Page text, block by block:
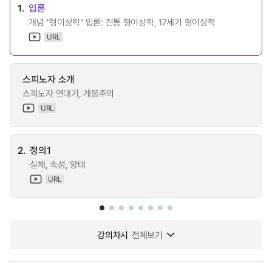
1. 입론
개념 "형이상학" 입론: 전통 형이상학, 17세기 형이상학
URL
스피노자 소개
스피노자 연대기, 계몽주의
URL
2. 정의1
실체, 속성, 양태
URL
강의차시 전체보기